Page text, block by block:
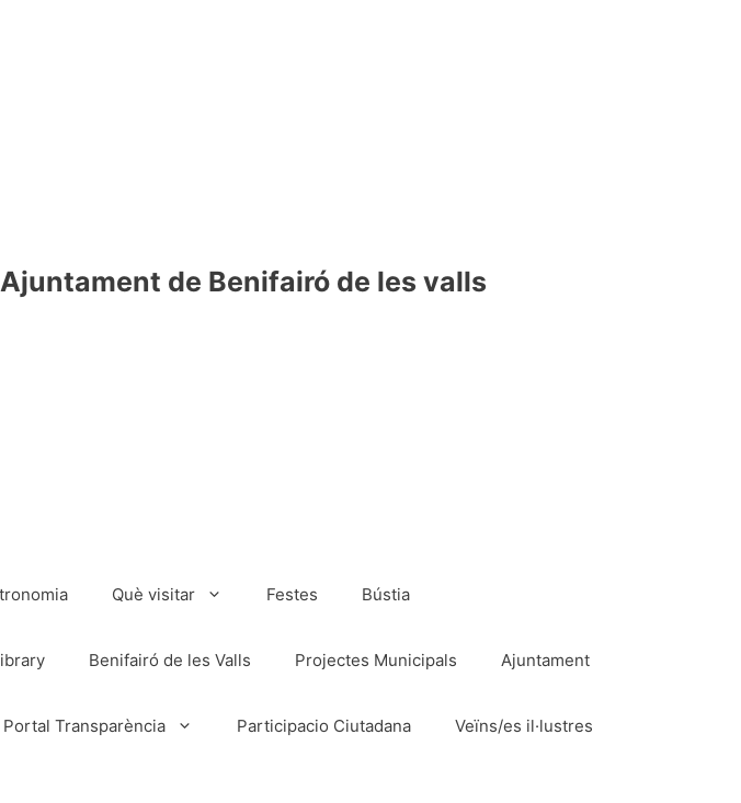
Ajuntament de Benifairó de les valls
Què visitar Festes Bústia
Benifairó de les Valls Projectes Municipals Ajuntament
Portal Transparència Participacio Ciutadana Veïns/es il·lustres